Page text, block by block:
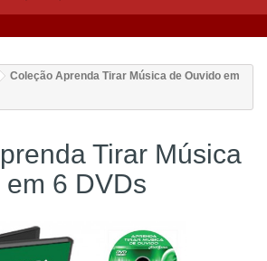
Coleção Aprenda Tirar Música de Ouvido em
Tirar Música
6 DVDs